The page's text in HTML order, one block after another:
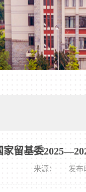
留基委
来源： 发布